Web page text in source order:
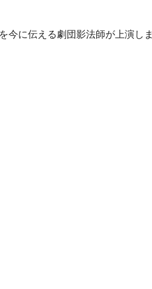
今に伝える劇団影法師が上演し